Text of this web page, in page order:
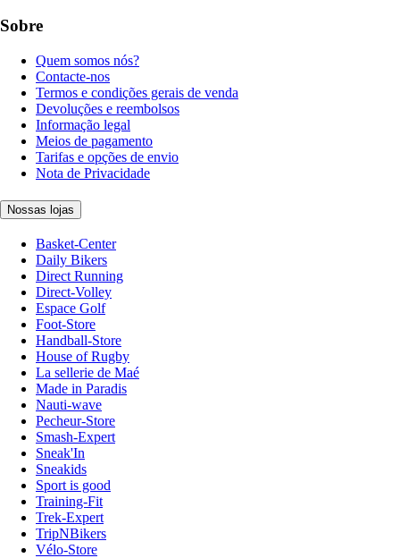
Sobre
Quem somos nós?
Contacte-nos
Termos e condições gerais de venda
Devoluções e reembolsos
Informação legal
Meios de pagamento
Tarifas e opções de envio
Nota de Privacidade
Nossas lojas
Basket-Center
Daily Bikers
Direct Running
Direct-Volley
Espace Golf
Foot-Store
Handball-Store
House of Rugby
La sellerie de Maé
Made in Paradis
Nauti-wave
Pecheur-Store
Smash-Expert
Sneak'In
Sneakids
Sport is good
Training-Fit
Trek-Expert
TripNBikers
Vélo-Store